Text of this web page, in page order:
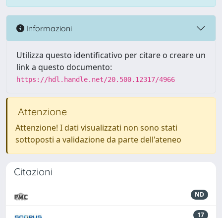
Informazioni
Utilizza questo identificativo per citare o creare un
link a questo documento:
https://hdl.handle.net/20.500.12317/4966
Attenzione
Attenzione! I dati visualizzati non sono stati
sottoposti a validazione da parte dell'ateneo
Citazioni
ND
17